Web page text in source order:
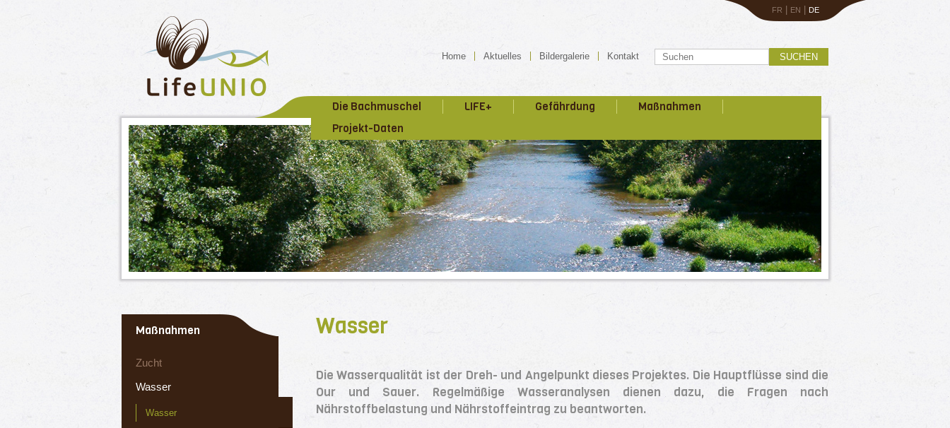
FR EN DE
SUCHEN
Home Aktuelles Bildergalerie Kontakt
Die Bachmuschel LIFE+ Gefährdung
Maßnahmen
Projekt-Daten
Maßnahmen
Zucht
Wasser
Wasser
Wasser
Die Wasserqualität ist der Dreh- und Angelpunkt dieses Projektes. Die Hauptflüsse sind die
Our und Sauer. Regelmäßige Wasseranalysen dienen dazu, die Fragen nach
Nährstoffbelastung und Nährstoffeintrag zu beantworten.